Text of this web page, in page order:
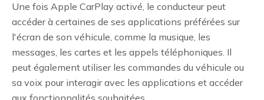
Une fois Apple CarPlay activé, le conducteur peut
accéder à certaines de ses applications préférées sur
l'écran de son véhicule, comme la musique, les
messages, les cartes et les appels téléphoniques. Il
peut également utiliser les commandes du véhicule ou
sa voix pour interagir avec les applications et accéder
aux fonctionnalités souhaitées.